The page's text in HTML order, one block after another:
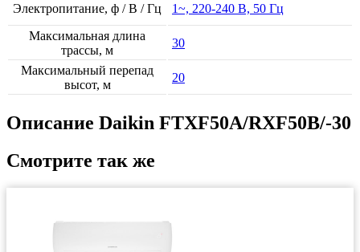
Электропитание, ф / В / Гц
1~, 220-240 В, 50 Гц
Максимальная длина
трассы, м
30
Максимальный перепад
высот, м
20
Описание Daikin FTXF50A/RXF50B/-30
Смотрите так же